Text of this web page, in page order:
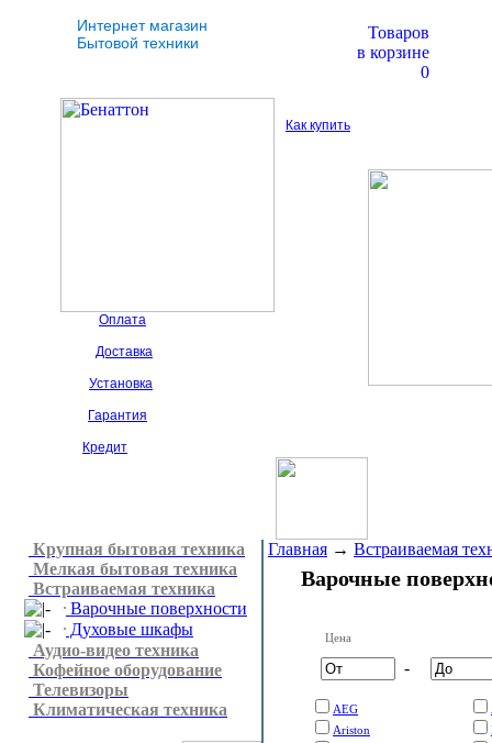
Интернет магазин
Бытовой техники
Товаров
в корзине
0
Как купить
Оплата
Доставка
Установка
Гарантия
Кредит
Крупная бытовая техника
Мелкая бытовая техника
Встраиваемая техника
Варочные поверхности
Духовые шкафы
Аудио-видео техника
Кофейное оборудование
Телевизоры
Климатическая техника
Главная → Встраиваемая
Варочные
Цена
-
AEG
Ariston